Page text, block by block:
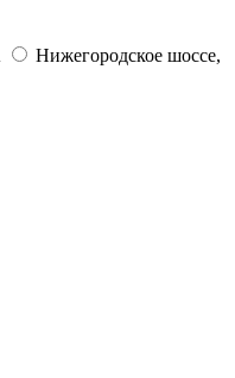
Нижегородское шоссе,